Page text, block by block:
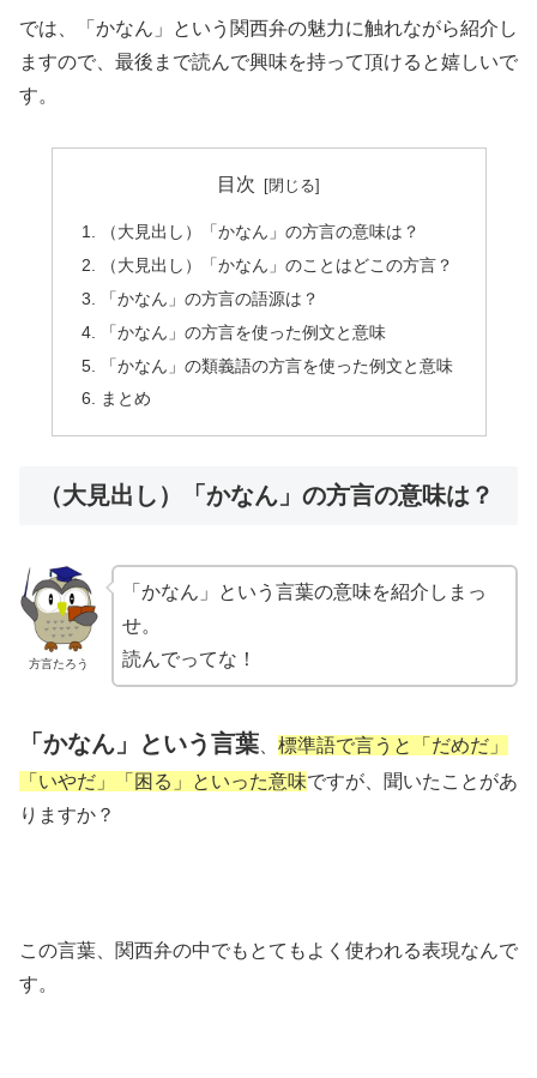
では、「かなん」という関西弁の魅力に触れながら紹介し
ますので、最後まで読んで興味を持って頂けると嬉しいで
す。
目次
（大見出し）「かなん」の方言の意味は？
（大見出し）「かなん」のことはどこの方言？
「かなん」の方言の語源は？
「かなん」の方言を使った例文と意味
「かなん」の類義語の方言を使った例文と意味
まとめ
（大見出し）「かなん」の方言の意味は？
方言たろう
「かなん」という言葉の意味を紹介しまっ
せ。
読んでってな！
「かなん」という言葉
標準語で言うと「だめだ」
「いやだ」「困る」といった意味ですが、聞いたことがあ
りますか？
この言葉、関西弁の中でもとてもよく使われる表現なんで
す。